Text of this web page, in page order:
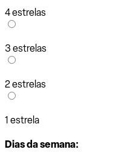
4 estrelas
3 estrelas
2 estrelas
1 estrela
Dias da semana: